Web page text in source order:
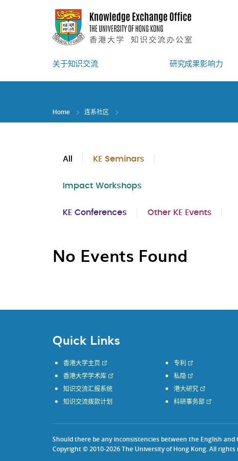
关于知识交流 研究成果影响力
Home 连系社区
All KE Seminars
Impact Workshops
KE Conferences Other KE Events
No Events Found
Quick Links
香港大学主页
香港大学学术库
知识交流汇报系统
知识交流拨款计划
专利
私隐
港大研究
科研事务部
Should there be any inconsistencies between the English
Copyright © 2010-2026 The University of Hong Kong. All rights